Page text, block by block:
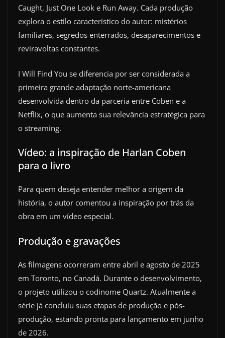
Caught, Just One Look e Run Away. Cada produção
explora o estilo característico do autor: mistérios
familiares, segredos enterrados, desaparecimentos e
reviravoltas constantes.
I Will Find You se diferencia por ser considerada a
primeira grande adaptação norte-americana
desenvolvida dentro da parceria entre Coben e a
Netflix, o que aumenta sua relevância estratégica para
o streaming.
Vídeo: a inspiração de Harlan Coben
para o livro
Para quem deseja entender melhor a origem da
história, o autor comentou a inspiração por trás da
obra em um vídeo especial.
Produção e gravações
As filmagens ocorreram entre abril e agosto de 2025
em Toronto, no Canadá. Durante o desenvolvimento,
o projeto utilizou o codinome Quartz. Atualmente a
série já concluiu suas etapas de produção e pós-
produção, estando pronta para lançamento em junho
de 2026.